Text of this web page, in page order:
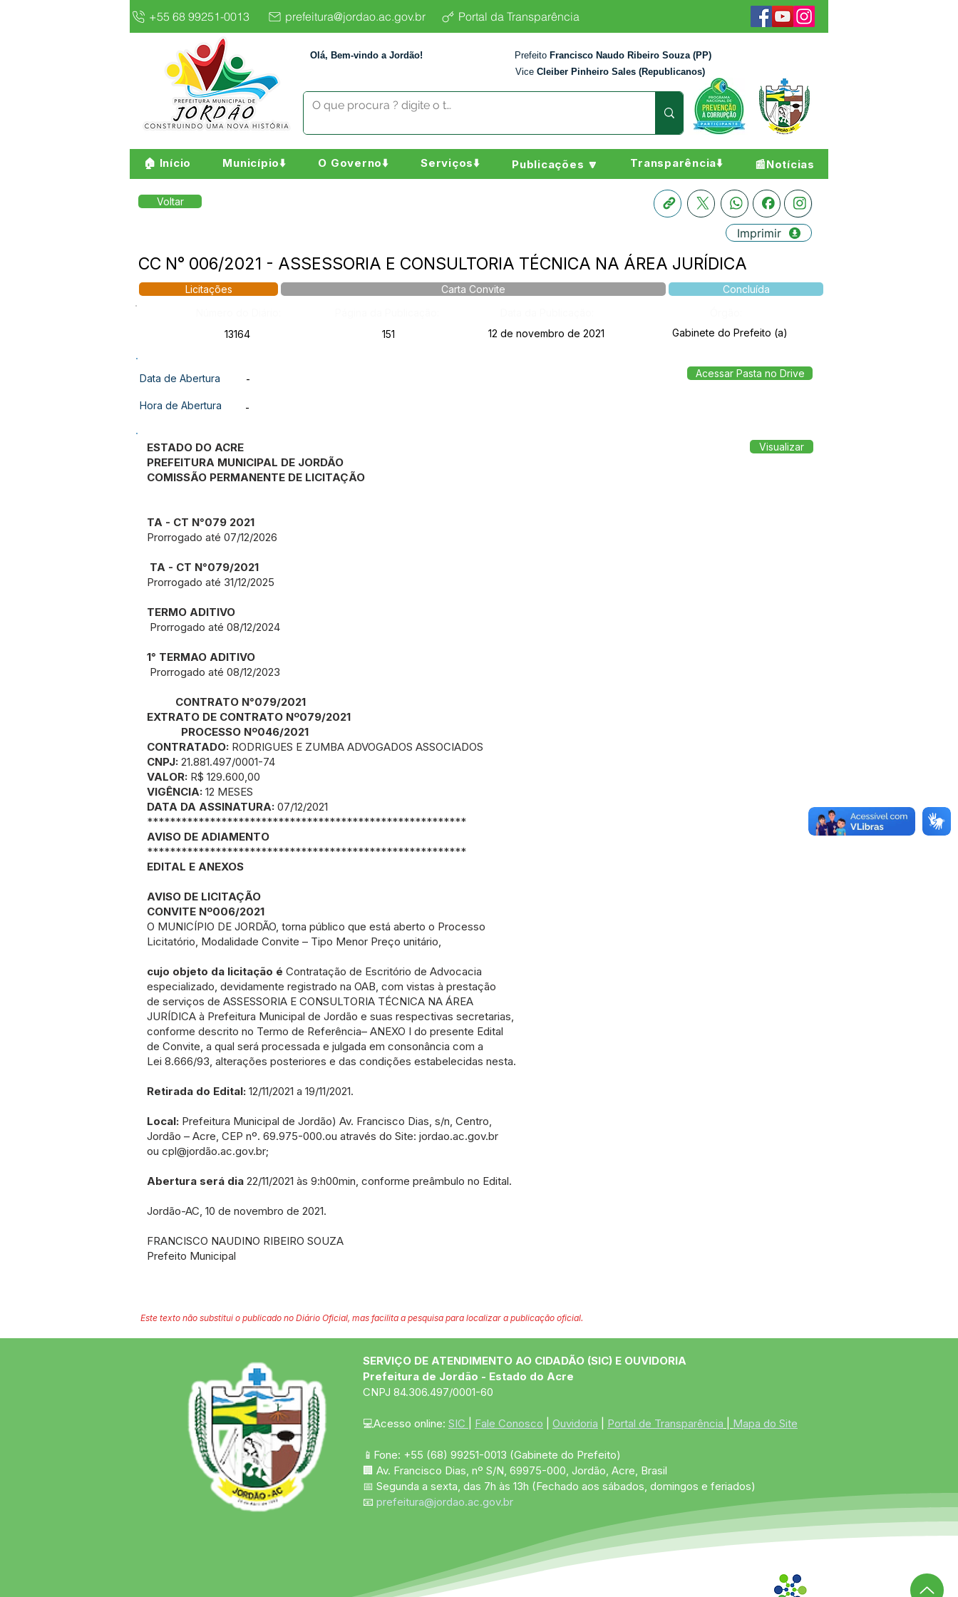
+55 68 99251-0013 prefeitura@jordao.ac.gov.br Portal da Transparência
Olá, Bem-vindo a Jordão! Prefeito Francisco Naudo Ribeiro Souza (PP)
Vice Cleiber Pinheiro Sales (Republicanos)
🏠 Início Município⬇️ O Governo⬇️ Serviços⬇️ Publicações 🔽 Transparência⬇️ 📰Notícias
Voltar
Imprimir
CC N° 006/2021 - ASSESSORIA E CONSULTORIA TÉCNICA NA ÁREA JURÍDICA
Licitações Carta Convite
Concluída
13164
151 12 de novembro de 2021 Gabinete do Prefeito (a)
Data de Abertura -
Hora de Abertura -
Acessar Pasta no Drive
ESTADO DO ACRE
PREFEITURA MUNICIPAL DE JORDÃO
COMISSÃO PERMANENTE DE LICITAÇÃO
TA - CT N°079 2021
Prorrogado até 07/12/2026
TA - CT N°079/2021
Prorrogado até 31/12/2025
TERMO ADITIVO
Prorrogado até 08/12/2024
1° TERMAO ADITIVO
Prorrogado até 08/12/2023
CONTRATO N°079/2021
EXTRATO DE CONTRATO Nº079/2021
PROCESSO Nº046/2021
CONTRATADO: RODRIGUES E ZUMBA ADVOGADOS ASSOCIADOS
CNPJ: 21.881.497/0001-74
VALOR: R$ 129.600,00
VIGÊNCIA: 12 MESES
DATA DA ASSINATURA: 07/12/2021
********************************************************
AVISO DE ADIAMENTO
********************************************************
EDITAL E ANEXOS
AVISO DE LICITAÇÃO
CONVITE Nº006/2021
O MUNICÍPIO DE JORDÃO, torna público que está aberto o Processo
Licitatório, Modalidade Convite – Tipo Menor Preço unitário,
cujo objeto da licitação é Contratação de Escritório de Advocacia
especializado, devidamente registrado na OAB, com vistas à prestação
de serviços de ASSESSORIA E CONSULTORIA TÉCNICA NA ÁREA
JURÍDICA à Prefeitura Municipal de Jordão e suas respectivas secretarias,
conforme descrito no Termo de Referência– ANEXO I do presente Edital
de Convite, a qual será processada e julgada em consonância com a
Lei 8.666/93, alterações posteriores e das condições estabelecidas nesta.
Retirada do Edital: 12/11/2021 a 19/11/2021.
Local: Prefeitura Municipal de Jordão) Av. Francisco Dias, s/n, Centro,
Jordão – Acre, CEP nº. 69.975-000.ou através do Site: jordao.ac.gov.br
ou cpl@jordão.ac.gov.br;
Abertura será dia 22/11/2021 às 9:h00min, conforme preâmbulo no Edital.
Jordão-AC, 10 de novembro de 2021.
FRANCISCO NAUDINO RIBEIRO SOUZA
Prefeito Municipal
Visualizar
Este texto não substitui o publicado no Diário Oficial, mas facilita a pesquisa para localizar a publicação oficial.
SERVIÇO DE ATENDIMENTO AO CIDADÃO (SIC) E OUVIDORIA
Prefeitura de Jordão - Estado do Acre
CNPJ 84.306.497/0001-60
💻Acesso online: SIC Fale Conosco Ouvidoria Portal de Transparência Mapa do Site
📱Fone: +55 (68) 99251-0013 (Gabinete do Prefeito)
🏢 Av. Francisco Dias, nº S/N, 69975-000, Jordão, Acre, Brasil
📅 Segunda a sexta, das 7h às 13h (Fechado aos sábados, domingos e feriados)
📧 prefeitura@jordao.ac.gov.br